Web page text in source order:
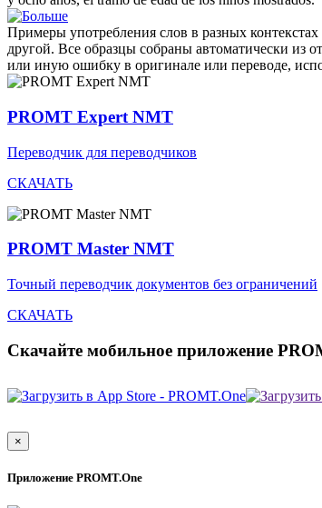
Примеры употребления слов в разных
другой. Все образцы собраны автоматически
или иную ошибку в оригинале или переводе,
PROMT Expert NMT
Переводчик для переводчиков
СКАЧАТЬ
PROMT Master NMT
Точный переводчик документов без ограничений
СКАЧАТЬ
Скачайте мобильное приложение
×
Приложение PROMT.One